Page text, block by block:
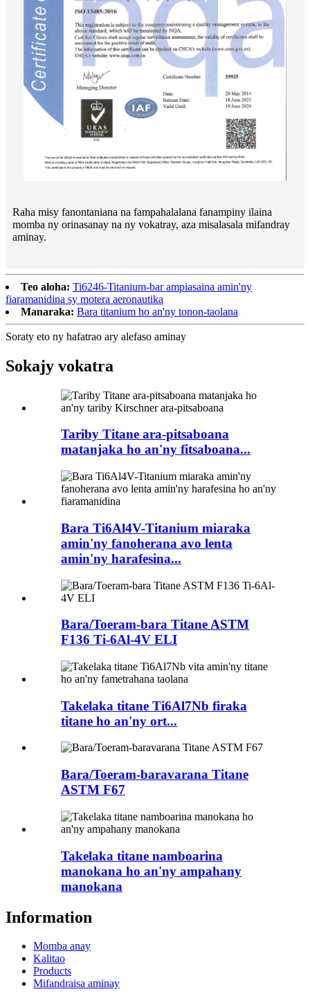
Raha misy fanontaniana na fampahalalana fanampiny ilaina
momba ny orinasanay na ny vokatray, aza misalasala mifandray
aminay.
Teo aloha: Ti6246-Titanium-bar ampiasaina amin'ny
fiaramanidina sy motera aeronautika
Manaraka: Bara titanium ho an'ny tonon-taolana
Soraty eto ny hafatrao ary alefaso aminay
Sokajy vokatra
Tariby Titane ara-pitsaboana
matanjaka ho an'ny fitsaboana...
Bara Ti6Al4V-Titanium miaraka
amin'ny fanoherana avo lenta
amin'ny harafesina...
Bara/Toeram-bara Titane ASTM
F136 Ti-6Al-4V ELI
Takelaka titane Ti6Al7Nb firaka
titane ho an'ny ort...
Bara/Toeram-baravarana Titane
ASTM F67
Takelaka titane namboarina
manokana ho an'ny ampahany
manokana
Information
Momba anay
Kalitao
Products
Mifandraisa aminay